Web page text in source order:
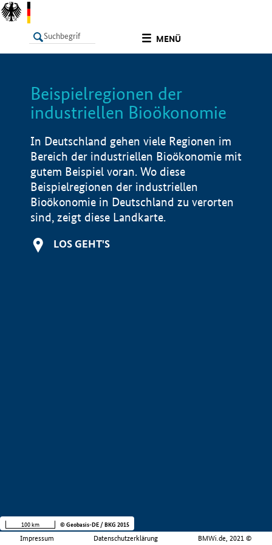
MENÜ
LISTE
Beispielregionen der
industriellen Bioökonomie
In Deutschland gehen viele Regionen im
Bereich der industriellen Bioökonomie mit
gutem Beispiel voran. Wo diese
Beispielregionen der industriellen
Bioökonomie in Deutschland zu verorten
sind, zeigt diese Landkarte.
LOS GEHT'S
Impressum Datenschutzerklärung BMWi.de, 2021 ©
100 km © Geobasis-DE / BKG 2015